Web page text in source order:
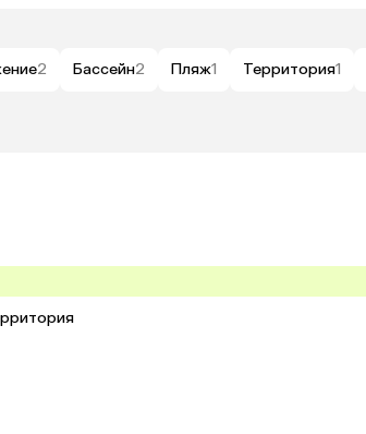
2 Бассейн2 Пляж1 Территория1